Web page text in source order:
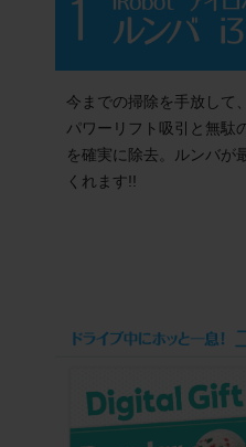
今までの掃除を手放して
パワーリフト吸引と無駄
を確実に除去。ルンバが
くれます!!